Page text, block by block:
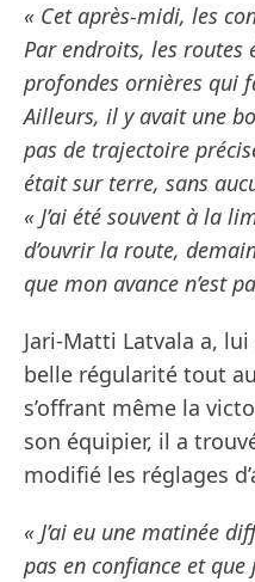
« Cet après-midi, les
Par endroits, les routes
profondes ornières qui
Ailleurs, il y avait une
pas de trajectoire
était sur terre, sans
« J’ai été souvent à la
d’ouvrir la route,
que mon avance n’est
Jari-Matti Latvala a,
belle régularité tout
s’offrant même la
son équipier, il a
modifié les réglages
« J’ai eu une matinée
pas en confiance et